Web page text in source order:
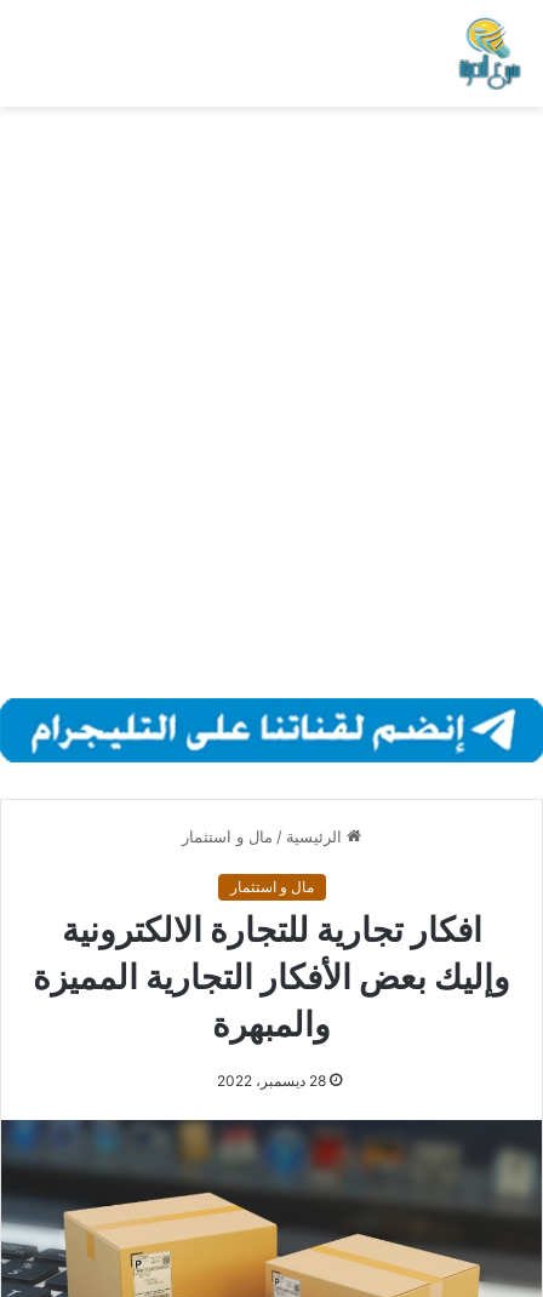
الرئيسية / مال و استثمار
مال و استثمار
افكار تجارية للتجارة الالكترونية
وإليك بعض الأفكار التجارية المميزة
والمبهرة
28 ديسمبر، 2022